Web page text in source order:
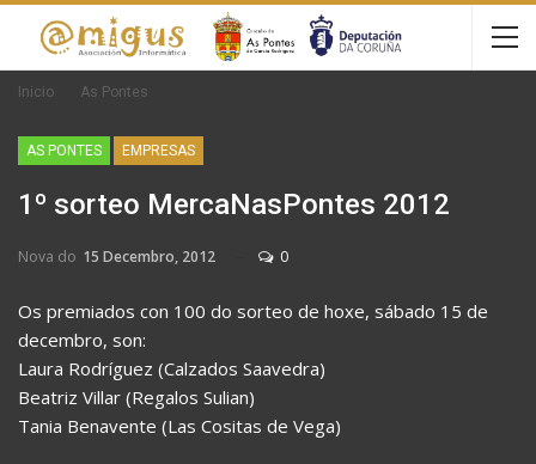
Inicio As Pontes
AS PONTES EMPRESAS
1º sorteo MercaNasPontes 2012
Nova do 15 Decembro, 2012 0
Os premiados con 100 do sorteo de hoxe, sábado 15 de
decembro, son:
Laura Rodríguez (Calzados Saavedra)
Beatriz Villar (Regalos Sulian)
Tania Benavente (Las Cositas de Vega)